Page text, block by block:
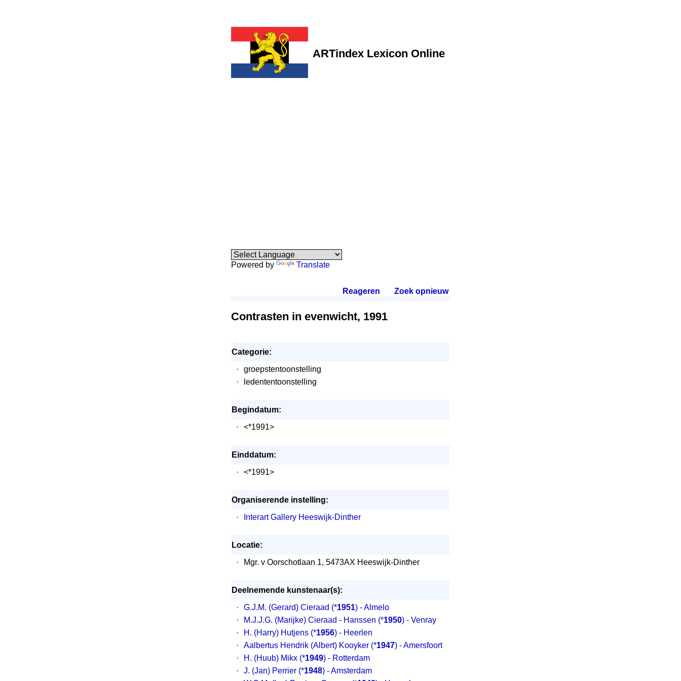
ARTindex Lexicon Online
Powered by Translate
Reageren Zoek opnieuw.
Contrasten in evenwicht, 1991
Categorie:
·
groepstentoonstelling
·
ledententoonstelling
Begindatum:
·
<*1991>
Einddatum:
·
<*1991>
Organiserende instelling:
·
Interart Gallery Heeswijk-Dinther
Locatie:
·
Mgr. v Oorschotlaan 1, 5473AX Heeswijk-Dinther
Deelnemende kunstenaar(s):
·
G.J.M. (Gerard) Cieraad (*1951) - Almelo
·
M.J.J.G. (Marijke) Cieraad - Hanssen (*1950) - Venray
·
H. (Harry) Hutjens (*1956) - Heerlen
·
Aalbertus Hendrik (Albert) Kooyker (*1947) - Amersfoort
·
H. (Huub) Mikx (*1949) - Rotterdam
·
J. (Jan) Perrier (*1948) - Amsterdam